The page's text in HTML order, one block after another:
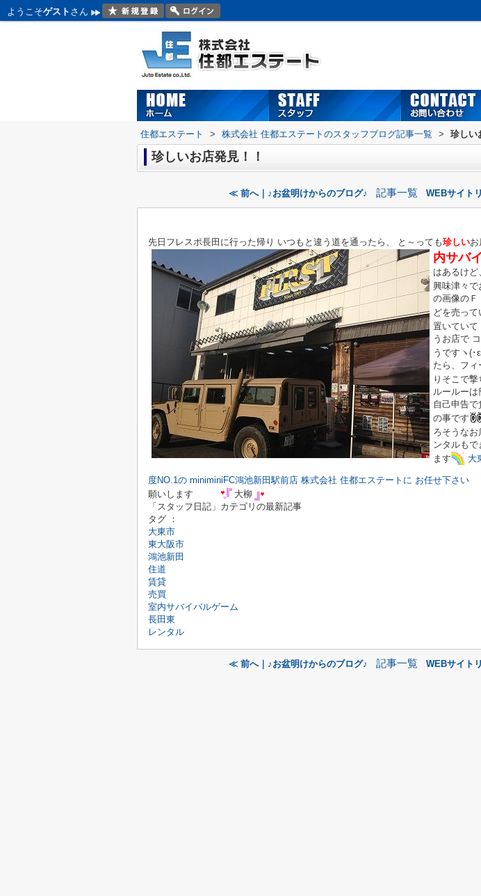
ようこそゲスト さん
住都エステート > 株式会社 住都エステートのスタッフブログ記事一覧 > 珍しい
珍しいお店発見！！
≪ 前へ｜♪お盆明けからのブログ♪ 記事一覧 WEBサイト
先日フレスポ長田に行った帰り いつもと違う道を通ったら、 と～っても珍しい
内サバ
はあるけど
興味津々で
の画像のＦ
どを売っ
置いていて
うお店で
うですヽ(･
たら、フ
りそこで
ルールー
自己申告で
の事です
ろそうな
ンタルも
ます
大
度NO.1の miniminiFC鴻池新田駅前店 株式会社 住都エステートに お任せ下さい
願いします
大柳
「スタッフ日記」カテゴリの最新記事
タグ ：
大東市
東大阪市
鴻池新田
住道
賃貸
売買
室内サバイバルゲーム
長田東
レンタル
≪ 前へ｜♪お盆明けからのブログ♪ 記事一覧 WEBサイト